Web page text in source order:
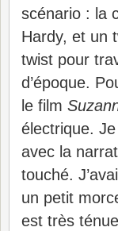
scénario : la
Hardy, et un
twist pour
d’époque.
le film
électrique.
avec la
touché.
un petit
est très